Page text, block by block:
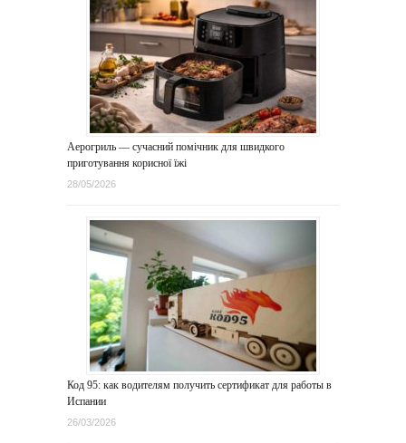
Аерогриль — сучасний помічник для швидкого
приготування корисної їжі
28/05/2026
Код 95: как водителям получить сертификат для работы в
Испании
26/03/2026